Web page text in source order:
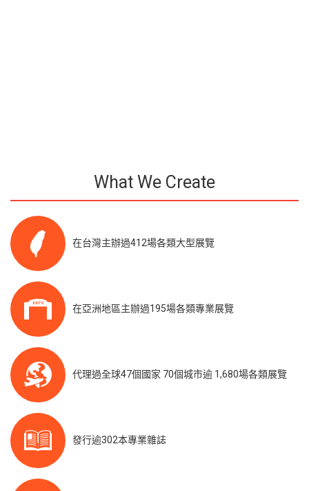
What We Create
在台灣主辦過412場各類大型展覽
在亞洲地區主辦過195場各類專業展覽
代理過全球47個國家 70個城市逾 1,680場各類展覽
發行逾302本專業雜誌